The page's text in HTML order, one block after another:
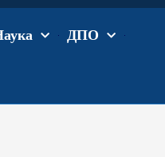
ДПО